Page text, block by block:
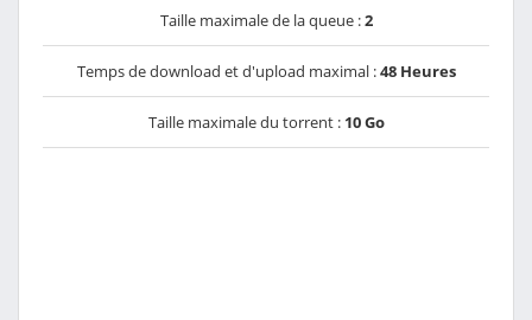
Taille maximale de la queue :2
Temps de download et d'upload maximal :48 Heures
Taille maximale du torrent : 10 Go